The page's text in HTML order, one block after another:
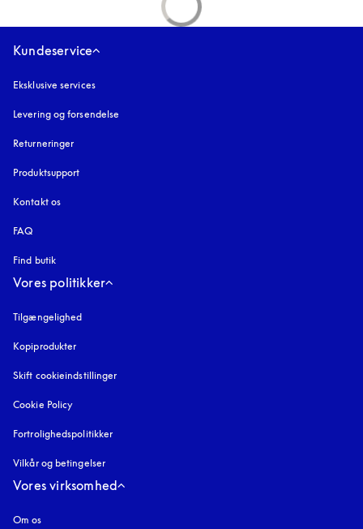
Kundeservice
Eksklusive services
Levering og forsendelse
Returneringer
Produktsupport
Kontakt os
FAQ
Find butik
Vores politikker
Tilgængelighed
Kopiprodukter
Skift cookieindstillinger
Cookie Policy
Fortrolighedspolitikker
Vilkår og betingelser
Vores virksomhed
Om os